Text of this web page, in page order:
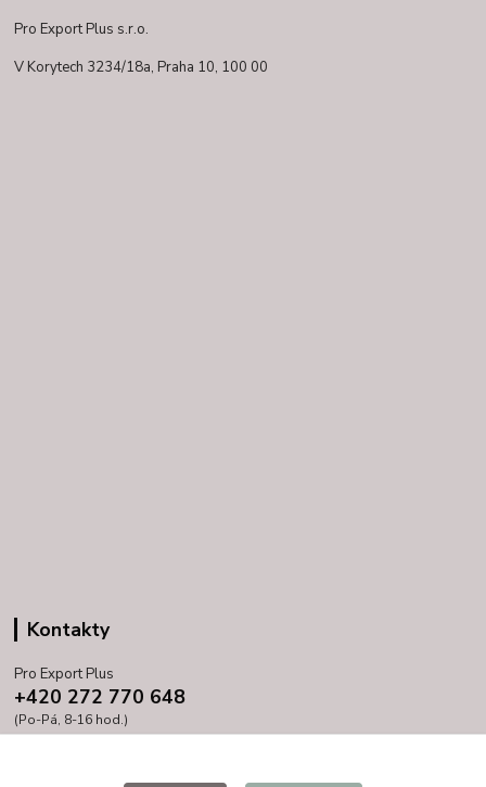
Pro Export Plus s.r.o.
V Korytech 3234/18a, Praha 10, 100 00
Kontakty
Pro Export Plus
+420 272 770 648
(Po-Pá, 8-16 hod.)